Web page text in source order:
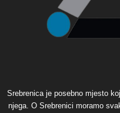
Srebrenica je posebno mjesto
njega. O Srebrenici moramo